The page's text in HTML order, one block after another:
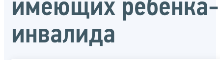
имеющих ребенка-
инвалида